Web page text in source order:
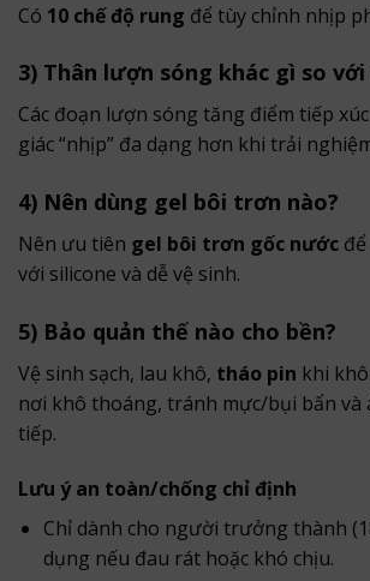
Có 10 chế độ rung để tùy chỉnh nhịp
3) Thân lượn sóng khác gì so
Các đoạn lượn sóng tăng điểm tiếp
giác “nhịp” đa dạng hơn khi trải
4) Nên dùng gel bôi trơn nào?
Nên ưu tiên gel bôi trơn gốc nước
với silicone và dễ vệ sinh.
5) Bảo quản thế nào cho bền?
Vệ sinh sạch, lau khô, tháo pin khi
nơi khô thoáng, tránh mực/bụi bẩn và
tiếp.
Lưu ý an toàn/chống chỉ định
Chỉ dành cho người trưởng thành
dụng nếu đau rát hoặc khó chịu.